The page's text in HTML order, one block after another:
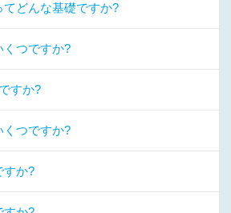
てどんな基礎ですか?
くつですか?
すか?
くつですか?
すか?